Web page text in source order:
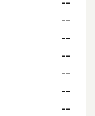
--
--
--
--
--
--